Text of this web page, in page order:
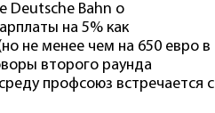
Deutsche Bahn о
на 5% как
не менее чем на 650 евро в
второго раунда
профсоюз встречается с